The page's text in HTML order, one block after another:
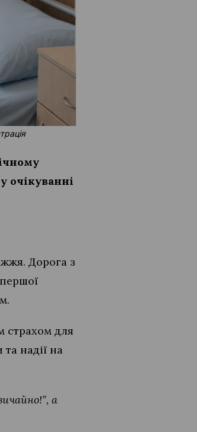
очікуванні
Дорога з
страхом для
надії на
а